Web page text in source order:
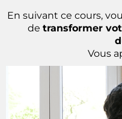
En suivant ce cours,
de transformer
Vous